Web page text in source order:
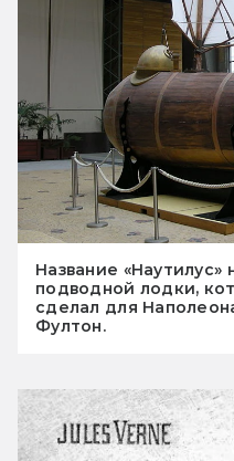
Название «Наутилус»
подводной лодки,
сделал для
Фултон.